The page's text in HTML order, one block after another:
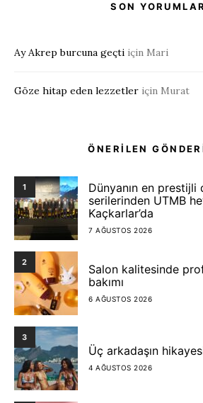
SON YORUMLAR
Ay Akrep burcuna geçti için Mari
Göze hitap eden lezzetler için Murat
ÖNERİLEN
1
Dünyanın en prestijli
serilerinden UTMB
Kaçkarlar’da
7 AĞUSTOS 2026
2
Salon kalitesinde
bakımı
6 AĞUSTOS 2026
3
Üç arkadaşın
4 AĞUSTOS 2026